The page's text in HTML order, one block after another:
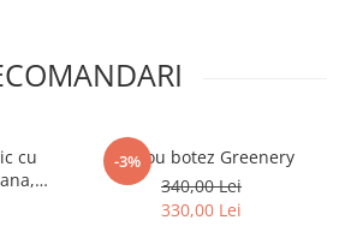
cu
-3%
Trusou botez Greenery
340,00 Lei
330,00 Lei